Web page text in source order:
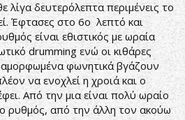
λίγα δευτερόλεπτα περιμένεις το
Έφτασες στο 6ο λεπτό και
είναι εθιστικός με ωραία
drumming ενώ οι κιθάρες
φωνητικά βγάζουν
να ενοχλεί η χροιά και ο
Από την μια είναι πολύ ωραίο
ρυθμός, από την άλλη τον ακούω